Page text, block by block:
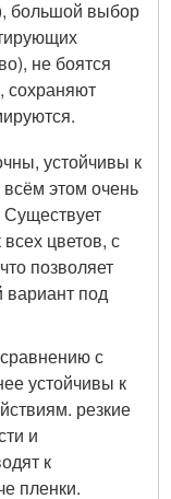
большой выбор
не боятся
сохраняют
устойчивы к
этом очень
цветов, с
позволяет
под
с
устойчивы к
резкие
и
к
пленки.